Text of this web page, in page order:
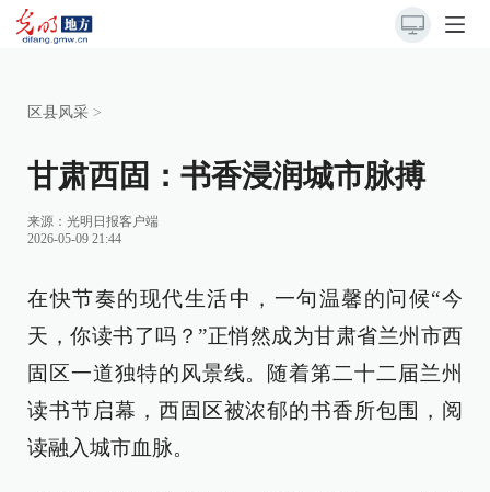
区县风采 >
甘肃西固：书香浸润城市脉搏
来源： 光明日报客户端
2026-05-09 21:44
在快节奏的现代生活中，一句温馨的问候“今
天，你读书了吗？”正悄然成为甘肃省兰州市西
固区一道独特的风景线。随着第二十二届兰州
读书节启幕，西固区被浓郁的书香所包围，阅
读融入城市血脉。